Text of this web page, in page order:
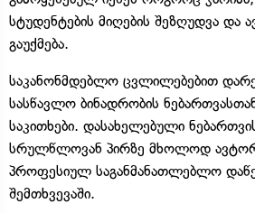
სტუდენტების მიღების შეზღუდვა და
გაუქმება.
საკანონმდებლო ცვლილებებით
სასწავლო ბინადრობის
საკითხები. დასახელებული
სრულწლოვან პირზე მხოლოდ
პროფესიულ საგანმანათლებლო
შემთხვევაში.